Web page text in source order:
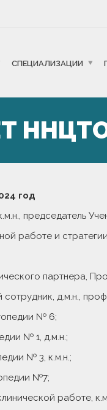
СПЕЦИАЛИЗАЦИИ
год
председатель
работе и
партнера,
д.м.н.,
№ 6;
№ 1, д.м.н.;
№ 3, к.м.н.;
№7;
работе,